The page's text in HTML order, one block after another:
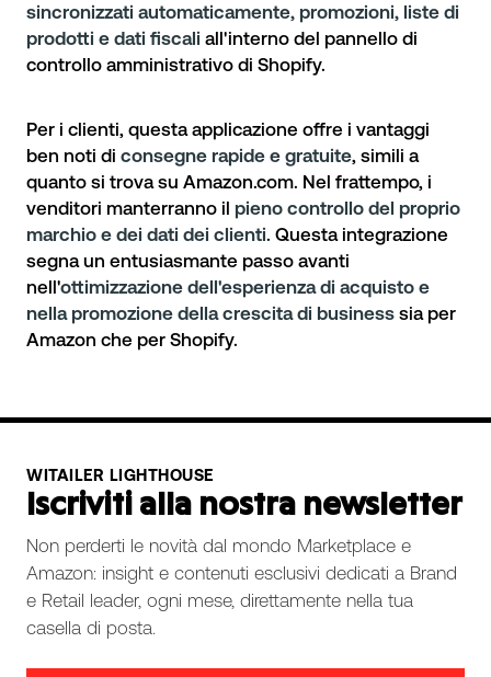
sincronizzati automaticamente, promozioni, liste di
prodotti e dati fiscali all'interno del pannello di
controllo amministrativo di Shopify.
Per i clienti, questa applicazione offre i vantaggi
ben noti di consegne rapide e gratuite, simili a
quanto si trova su Amazon.com. Nel frattempo, i
venditori manterranno il pieno controllo del proprio
marchio e dei dati dei clienti. Questa integrazione
segna un entusiasmante passo avanti
nell'ottimizzazione dell'esperienza di acquisto e
nella promozione della crescita di business sia per
Amazon che per Shopify.
WITAILER LIGHTHOUSE
Iscriviti alla nostra newsletter
Non perderti le novità dal mondo Marketplace e
Amazon: insight e contenuti esclusivi dedicati a Brand
e Retail leader, ogni mese, direttamente nella tua
casella di posta.